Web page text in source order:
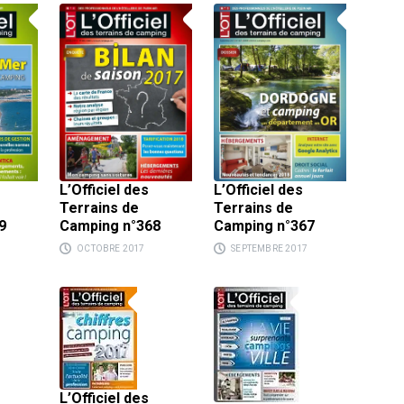
L’Officiel des
Terrains de
Camping n°368
OCTOBRE 2017
L’Officiel des
Terrains de
Camping n°367
SEPTEMBRE 2017
L’Officiel des